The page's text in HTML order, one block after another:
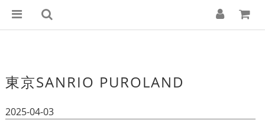
東京SANRIO PUROLAND
2025-04-03